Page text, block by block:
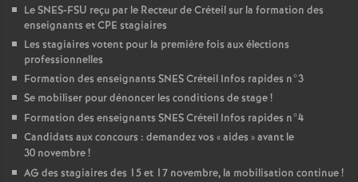
LeSNES-FSU reçu par le Recteur de Créteil sur la formation des
enseignants etCPE stagiaires
Les stagiaires votent pour la première fois aux élections
professionnelles
Formation des enseignants SNESCréteil Infos rapides n°3
Se mobiliser pour dénoncer les conditions de stage!
Formation des enseignants SNESCréteil Infos rapides n°4
Candidats aux concours : demandez vos «aides » avant le
30 novembre!
AG des stagiaires des 15 et 17 novembre, la mobilisation continue!